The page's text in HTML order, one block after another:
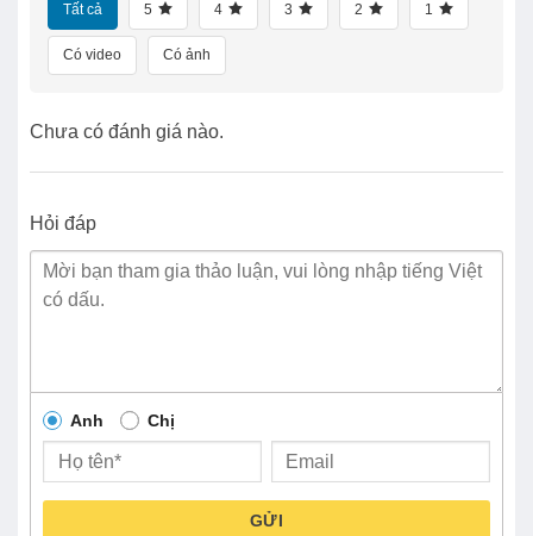
Tất cả 5 4 3 2 1
Có video Có ảnh
Chưa có đánh giá nào.
Hỏi đáp
Anh Chị
GỬI